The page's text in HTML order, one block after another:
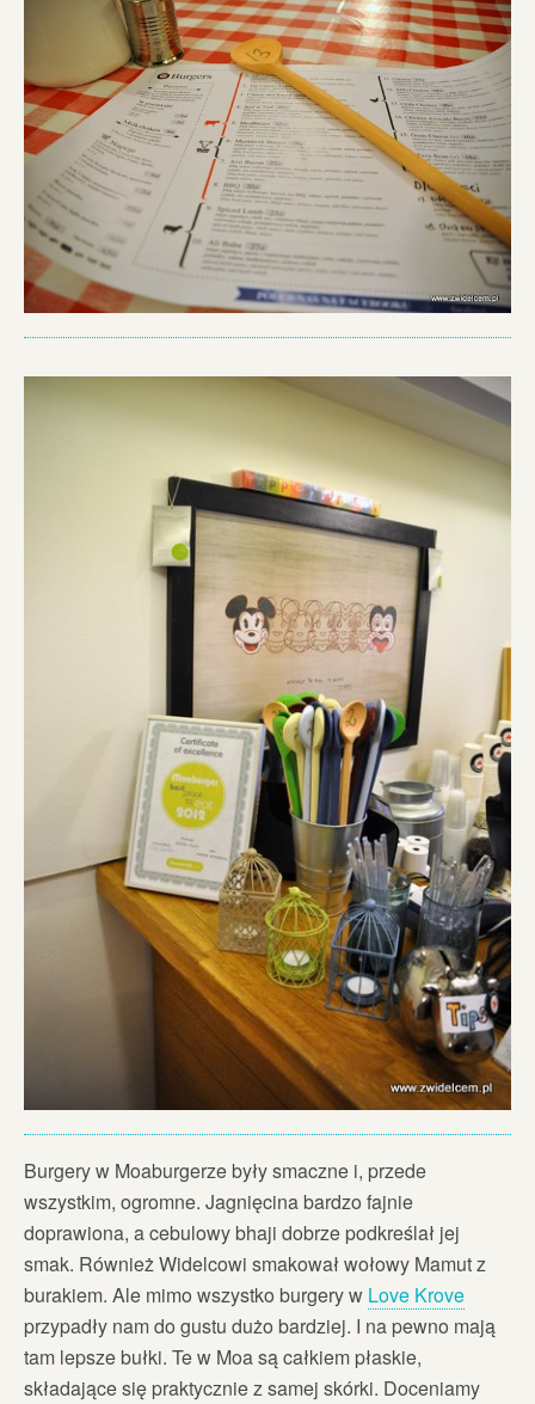
Burgery w Moaburgerze były smaczne i, przede
wszystkim, ogromne. Jagnięcina bardzo fajnie
doprawiona, a cebulowy bhaji dobrze podkreślał jej
smak. Również Widelcowi smakował wołowy Mamut z
burakiem. Ale mimo wszystko burgery w Love Krove
przypadły nam do gustu dużo bardziej. I na pewno mają
tam lepsze bułki. Te w Moa są całkiem płaskie,
składające się praktycznie z samej skórki. Doceniamy